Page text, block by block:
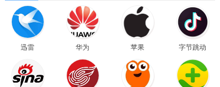
模拟经营
45款手游
音乐舞蹈
儿童教育
3款手游
迅雷 华为 苹果 字节跳动